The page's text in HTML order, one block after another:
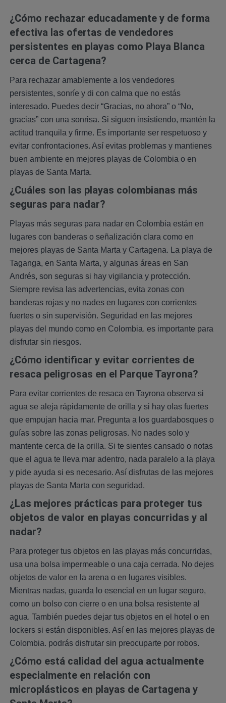
¿Cómo rechazar educadamente y de forma
efectiva las ofertas de vendedores
persistentes en playas como Playa Blanca
cerca de Cartagena?
Para rechazar amablemente a los vendedores
persistentes, sonríe y di con calma que no estás
interesado. Puedes decir “Gracias, no ahora” o “No,
gracias” con una sonrisa. Si siguen insistiendo, mantén la
actitud tranquila y firme. Es importante ser respetuoso y
evitar confrontaciones. Así evitas problemas y mantienes
buen ambiente en mejores playas de Colombia o en
playas de Santa Marta.
¿Cuáles son las playas colombianas más
seguras para nadar?
Playas más seguras para nadar en Colombia están en
lugares con banderas o señalización clara como en
mejores playas de Santa Marta y Cartagena. La playa de
Taganga, en Santa Marta, y algunas áreas en San
Andrés, son seguras si hay vigilancia y protección.
Siempre revisa las advertencias, evita zonas con
banderas rojas y no nades en lugares con corrientes
fuertes o sin supervisión. Seguridad en las mejores
playas del mundo como en Colombia. es importante para
disfrutar sin riesgos.
¿Cómo identificar y evitar corrientes de
resaca peligrosas en el Parque Tayrona?
Para evitar corrientes de resaca en Tayrona observa si
agua se aleja rápidamente de orilla y si hay olas fuertes
que empujan hacia mar. Pregunta a los guardabosques o
guías sobre las zonas peligrosas. No nades solo y
mantente cerca de la orilla. Si te sientes cansado o notas
que el agua te lleva mar adentro, nada paralelo a la playa
y pide ayuda si es necesario. Así disfrutas de las mejores
playas de Santa Marta con seguridad.
¿Las mejores prácticas para proteger tus
objetos de valor en playas concurridas y al
nadar?
Para proteger tus objetos en las playas más concurridas,
usa una bolsa impermeable o una caja cerrada. No dejes
objetos de valor en la arena o en lugares visibles.
Mientras nadas, guarda lo esencial en un lugar seguro,
como un bolso con cierre o en una bolsa resistente al
agua. También puedes dejar tus objetos en el hotel o en
lockers si están disponibles. Así en las mejores playas de
Colombia. podrás disfrutar sin preocuparte por robos.
¿Cómo está calidad del agua actualmente
especialmente en relación con
microplásticos en playas de Cartagena y